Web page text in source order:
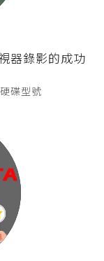
器錄影的成功
碟型號